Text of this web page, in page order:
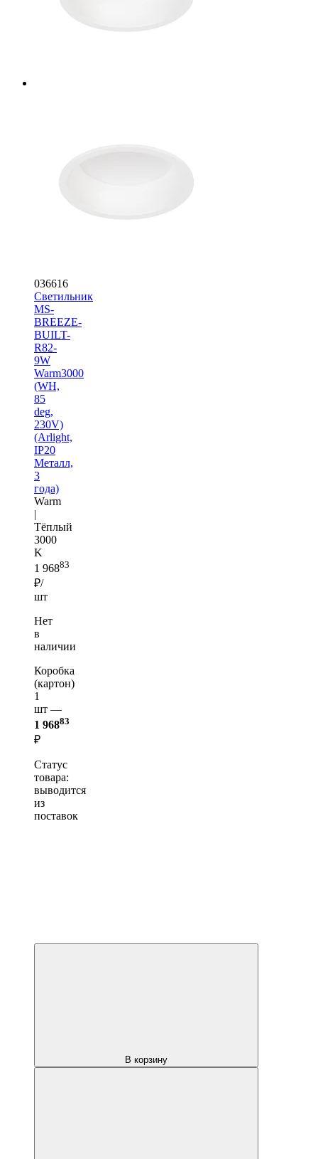
036616
Светильник
MS-
BREEZE-
BUILT-
R82-
9W
Warm3000
(WH,
85
deg,
230V)
(Arlight,
IP20
Металл,
3
года)
Warm
|
Тёплый
3000
K
1 96883
₽/
шт
Нет
в
наличии
Коробка
(картон)
1
шт —
1 96883
₽
Статус
товара:
выводится
из
поставок
В корзину